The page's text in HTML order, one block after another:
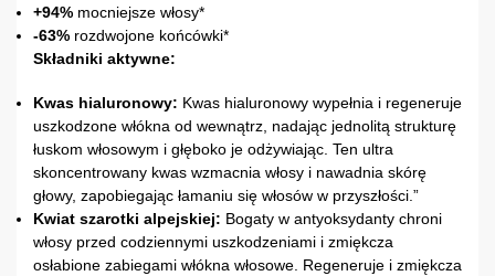
+94% mocniejsze włosy*
-63% rozdwojone końcówki*
Składniki aktywne:
Kwas hialuronowy: Kwas hialuronowy wypełnia i regeneruje
uszkodzone włókna od wewnątrz, nadając jednolitą strukturę
łuskom włosowym i głęboko je odżywiając. Ten ultra
skoncentrowany kwas wzmacnia włosy i nawadnia skórę
głowy, zapobiegając łamaniu się włosów w przyszłości.”
Kwiat szarotki alpejskiej: Bogaty w antyoksydanty chroni
włosy przed codziennymi uszkodzeniami i zmiękcza
osłabione zabiegami włókna włosowe. Regeneruje i zmiękcza